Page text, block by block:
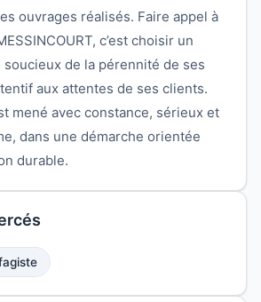
ouvrages réalisés. Faire appel à
c’est choisir un
de la pérennité de ses
aux attentes de ses clients.
mené avec constance, sérieux et
dans une démarche orientée
durable.